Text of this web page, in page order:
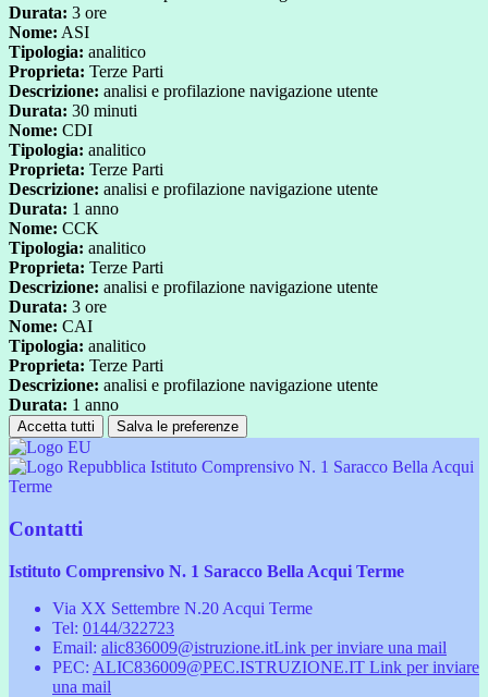
Durata: 3 ore
Nome: ASI
Tipologia: analitico
Proprieta: Terze Parti
Descrizione: analisi e profilazione navigazione utente
Durata: 30 minuti
Nome: CDI
Tipologia: analitico
Proprieta: Terze Parti
Descrizione: analisi e profilazione navigazione utente
Durata: 1 anno
Nome: CCK
Tipologia: analitico
Proprieta: Terze Parti
Descrizione: analisi e profilazione navigazione utente
Durata: 3 ore
Nome: CAI
Tipologia: analitico
Proprieta: Terze Parti
Descrizione: analisi e profilazione navigazione utente
Durata: 1 anno
Accetta tutti Salva le preferenze
Istituto Comprensivo N. 1 Saracco Bella Acqui
Terme
Contatti
Istituto Comprensivo N. 1 Saracco Bella Acqui Terme
Via XX Settembre N.20 Acqui Terme
Tel: 0144/322723
Email: alic836009@istruzione.itLink per inviare una mail
PEC: ALIC836009@PEC.ISTRUZIONE.IT Link per inviare
una mail